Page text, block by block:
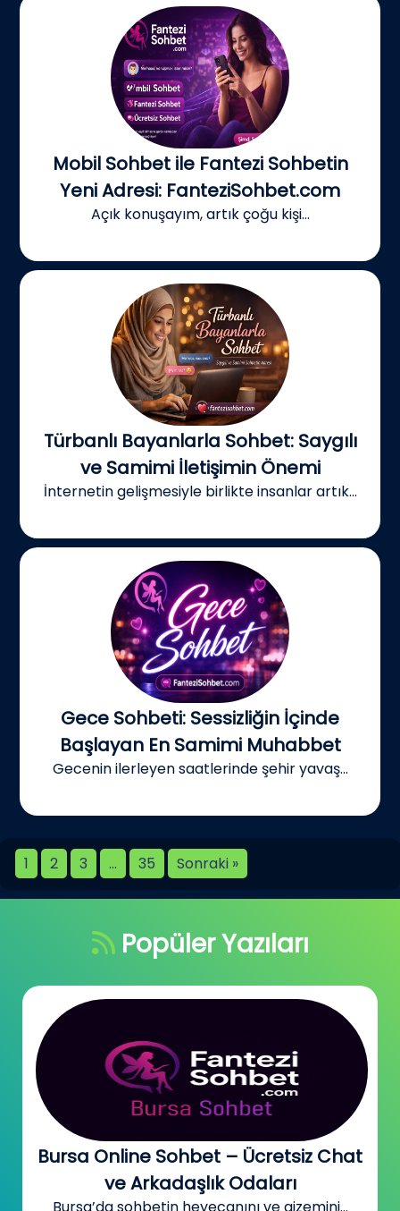
Mobil Sohbet ile Fantezi Sohbetin
Yeni Adresi: FanteziSohbet.com
Açık konuşayım, artık çoğu kişi...
Türbanlı Bayanlarla Sohbet: Saygılı
ve Samimi İletişimin Önemi
İnternetin gelişmesiyle birlikte insanlar artık...
Gece Sohbeti: Sessizliğin İçinde
Başlayan En Samimi Muhabbet
Gecenin ilerleyen saatlerinde şehir yavaş...
1 2 3 … 35 Sonraki »
Popüler Yazıları
Bursa Online Sohbet – Ücretsiz Chat
ve Arkadaşlık Odaları